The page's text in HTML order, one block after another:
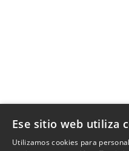
Ese sitio web utiliza
Utilizamos cookies para